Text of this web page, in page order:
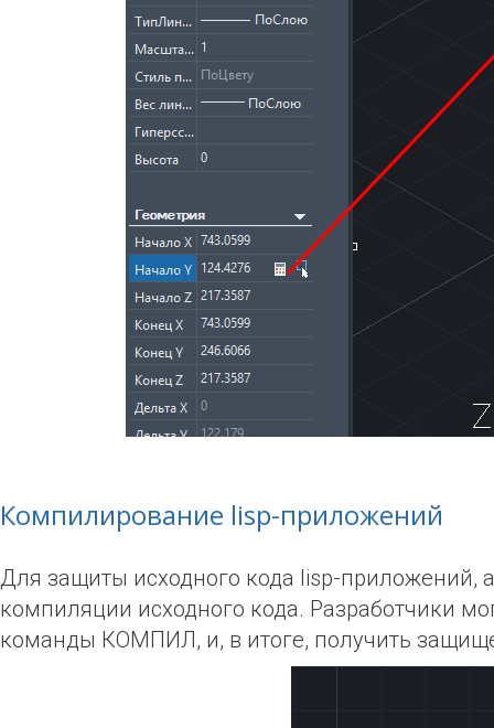
Компилирование lisp-приложений
Для защиты исходного кода lisp-приложений,
компиляции исходного кода. Разработчики
команды КОМПИЛ, и, в итоге, получить